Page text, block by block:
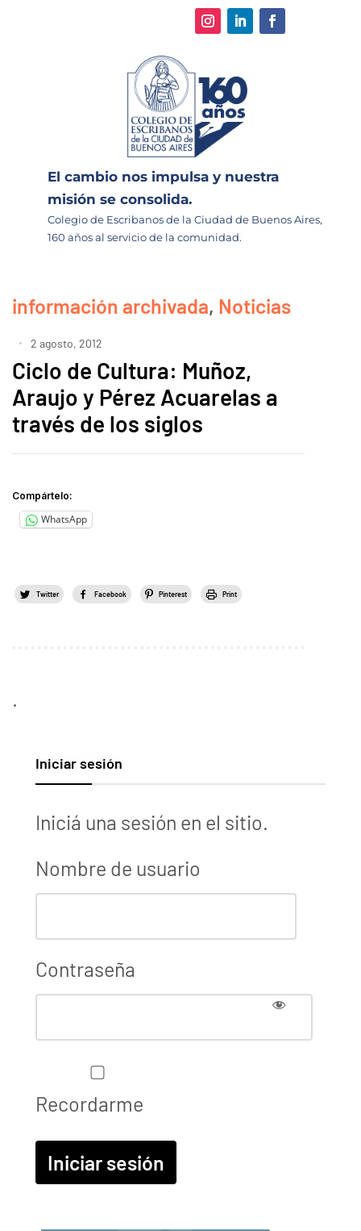
El cambio nos impulsa y nuestra
misión se consolida.
Colegio de Escribanos de la Ciudad de Buenos Aires,
160 años al servicio de la comunidad.
información archivada, Noticias
2 agosto, 2012
Ciclo de Cultura: Muñoz,
Araujo y Pérez Acuarelas a
través de los siglos
Compártelo:
WhatsApp
Twitter Facebook Pinterest Print
.
Iniciar sesión
Iniciá una sesión en el sitio.
Nombre de usuario
Contraseña
Recordarme